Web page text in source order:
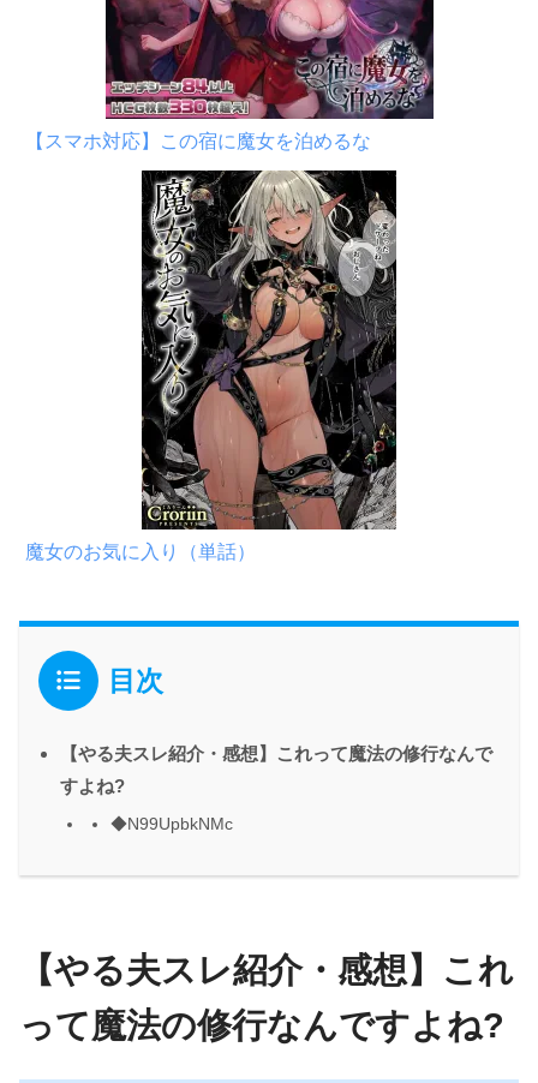
【スマホ対応】この宿に魔女を泊めるな
魔女のお気に入り（単話）
目次
【やる夫スレ紹介・感想】これって魔法の修行なんで
すよね?
◆N99UpbkNMc
【やる夫スレ紹介・感想】これ
って魔法の修行なんですよね?